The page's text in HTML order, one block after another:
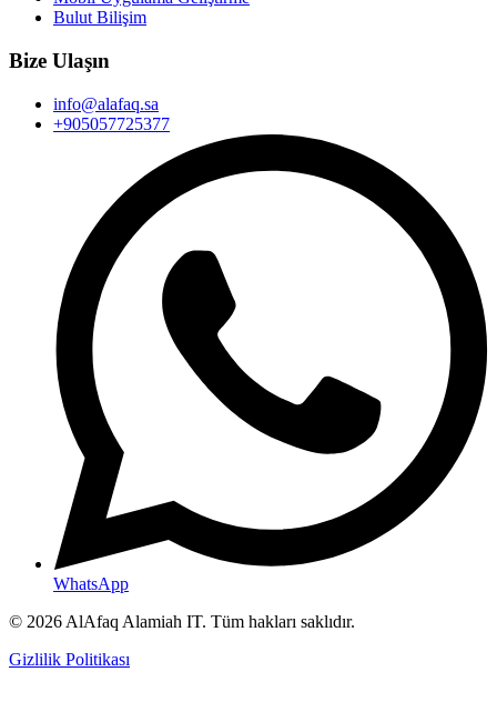
Bulut Bilişim
Bize Ulaşın
info@alafaq.sa
+905057725377
WhatsApp
© 2026 AlAfaq Alamiah IT. Tüm hakları saklıdır.
Gizlilik Politikası